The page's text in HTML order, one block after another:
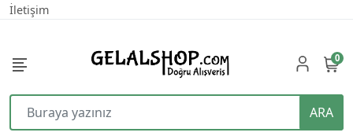
İletişim
ARA
0